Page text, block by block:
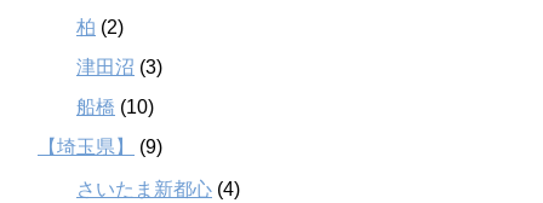
柏 (2)
津田沼 (3)
船橋 (10)
【埼玉県】
(9)
さいたま新都心 (4)